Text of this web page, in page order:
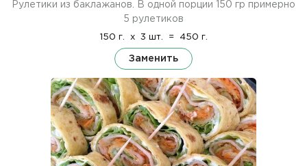
Рулетики из баклажанов. В одной порции 150 гр примерно
5 рулетиков
150 г. x 3 шт. = 450 г.
Заменить